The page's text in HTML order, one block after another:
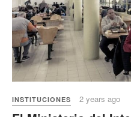
INSTITUCIONES 2 years ago